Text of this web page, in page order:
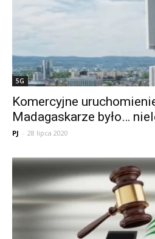
5G
Komercyjne
Madagaskarze było…
PJ - 28 lipca 2020